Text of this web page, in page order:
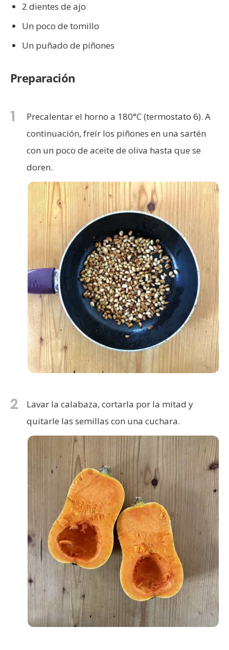
2 dientes de ajo
Un poco de tomillo
Un puñado de piñones
Preparación
1
Precalentar el horno a 180°C (termostato 6). A
continuación, freír los piñones en una sartén
con un poco de aceite de oliva hasta que se
doren.
2
Lavar la calabaza, cortarla por la mitad y
quitarle las semillas con una cuchara.